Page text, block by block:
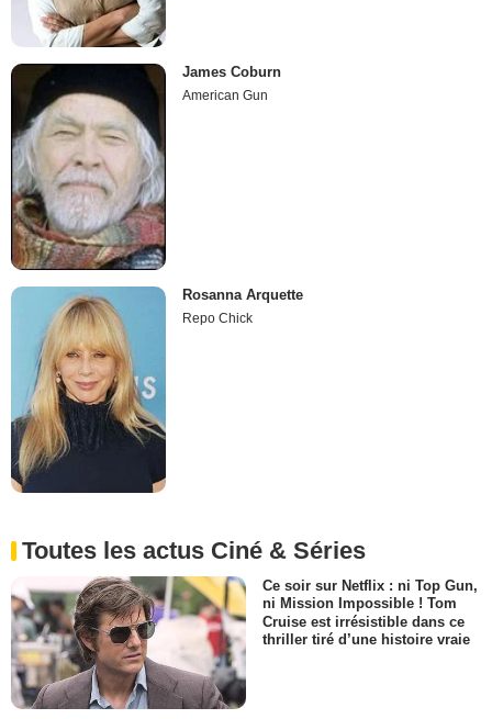
James Coburn
American Gun
Rosanna Arquette
Repo Chick
Toutes les actus Ciné & Séries
Ce soir sur Netflix : ni Top Gun,
ni Mission Impossible ! Tom
Cruise est irrésistible dans ce
thriller tiré d’une histoire vraie